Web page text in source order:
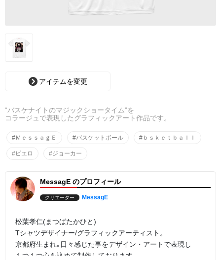
アイテムを変更
“バスケナイトのマジックショータイム”を
コラージュで表現したグラフィックアート作品です。
#ＭｅｓｓａｇＥ #バスケットボール #ｂｓｋｅｔｂａｌｌ
#ピエロ #ジョーカー
MessagE のプロフィール
クリエーター MessagE
松葉孝仁(まつばたかひと)
Tシャツデザイナー/グラフィックアーティスト。
京都府生まれ｡日々感じた事をデザイン・アートで表現し
１つ１つ心を込めて制作しております。